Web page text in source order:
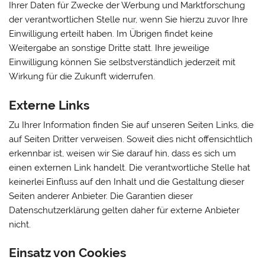
Ihrer Daten für Zwecke der Werbung und Marktforschung
der verantwortlichen Stelle nur, wenn Sie hierzu zuvor Ihre
Einwilligung erteilt haben. Im Übrigen findet keine
Weitergabe an sonstige Dritte statt. Ihre jeweilige
Einwilligung können Sie selbstverständlich jederzeit mit
Wirkung für die Zukunft widerrufen.
Externe Links
Zu Ihrer Information finden Sie auf unseren Seiten Links, die
auf Seiten Dritter verweisen. Soweit dies nicht offensichtlich
erkennbar ist, weisen wir Sie darauf hin, dass es sich um
einen externen Link handelt. Die verantwortliche Stelle hat
keinerlei Einfluss auf den Inhalt und die Gestaltung dieser
Seiten anderer Anbieter. Die Garantien dieser
Datenschutzerklärung gelten daher für externe Anbieter
nicht.
Einsatz von Cookies